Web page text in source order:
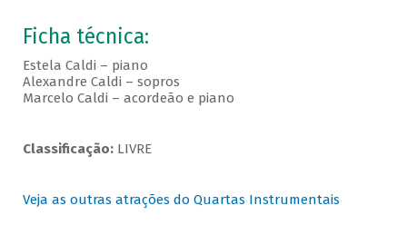
Ficha técnica:
Estela Caldi – piano
Alexandre Caldi – sopros
Marcelo Caldi – acordeão e piano
Classificação:LIVRE
Veja as outras atrações do Quartas Instrumentais